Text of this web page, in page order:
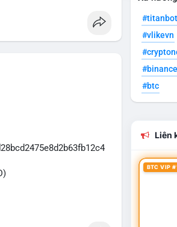
lượng 43.3979 BTC
#titanbot
#vlikevn
#btc
Liên
BTC VIP